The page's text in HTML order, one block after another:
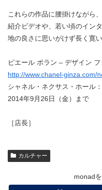
これらの作品に腰掛けながら
紹介ビデオや、若い頃のイン
地の良さに思いがけず長く寛
ピエール ポラン – デザイン
http://www.chanel-ginza.com/
シャネル・ネクサス・ホール
2014年9月26日（金）まで
［店長］
カルチャー
monad